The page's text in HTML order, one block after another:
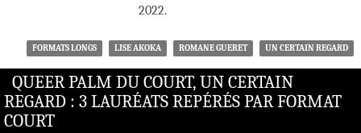
2022.
FORMATS LONGS LISE AKOKA ROMANE GUERET UN CERTAIN REGARD
QUEER PALM DU COURT, UN CERTAIN
REGARD : 3 LAURÉATS REPÉRÉS PAR FORMAT
COURT